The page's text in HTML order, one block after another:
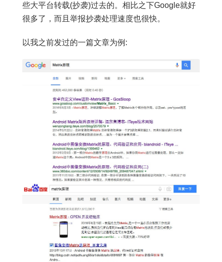
些大平台转载(抄袭)过去的。相比之下Google就好
很多了，而且举报抄袭处理速度也很快。
以我之前发过的一篇文章为例: